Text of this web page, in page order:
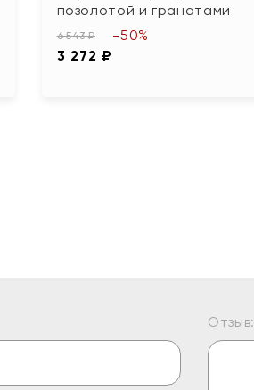
позолотой и гранатами
6 543 ₽
3 272 ₽
-50%
Отзыв: